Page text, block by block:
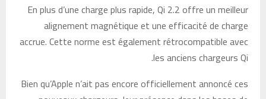
En plus d’une charge plus rapide, Qi 2.2 offre un meilleur
alignement magnétique et une efficacité de charge
accrue. Cette norme est également rétrocompatible avec
les anciens chargeurs Qi.
Bien qu’Apple n’ait pas encore officiellement annoncé ces